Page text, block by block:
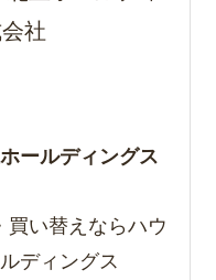
ールディングス
い替えならハウ
ディングス